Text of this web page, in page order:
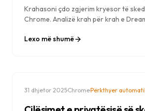
Përsosur (2025)
Krahasoni çdo zgjerim kryesor të
Chrome. Analizë krah për krah e
perfekte për nevojat tuaja.
Lexo më shumë
31 dhjetor 2025·Chrome·Përkthyer